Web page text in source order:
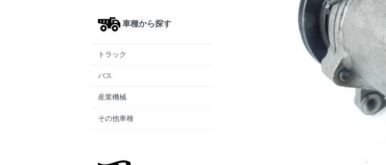
車種から探す
トラック
バス
産業機械
その他車種